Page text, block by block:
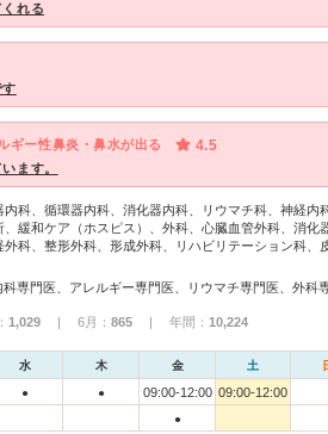
れる
ギー性鼻炎・鼻水が出る 4.5
ます。
内科、循環器内科、消化器内科、リウマチ科、神経内
、緩和ケア（ホスピス）、外科、心臓血管外科、消化
外科、整形外科、形成外科、リハビリテーション科、
1,029 | 6月： 865 | 年間： 10,224
水 木 金 土
● ● 09:00-12:00 09:00-12:00
●